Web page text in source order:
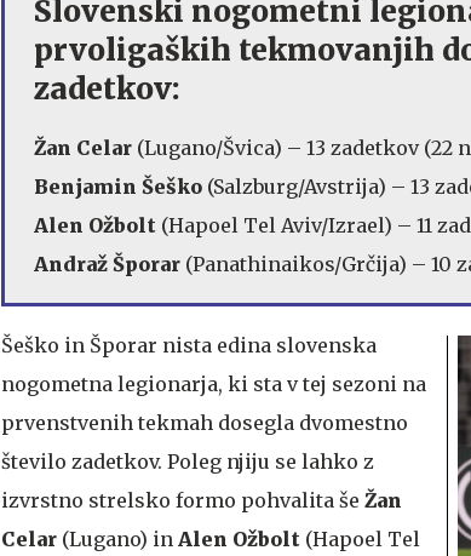
Slovenski nogometni
prvoligaških tekmovanjih
zadetkov:
Žan Celar (Lugano/Švica) – 13 zadetkov (22
Benjamin Šeško (Salzburg/Avstrija) – 13
Alen Ožbolt (Hapoel Tel Aviv/Izrael) – 11
Andraž Šporar (Panathinaikos/Grčija) – 10
Šeško in Šporar nista edina slovenska
nogometna legionarja, ki sta v tej sezoni na
prvenstvenih tekmah dosegla dvomestno
število zadetkov. Poleg njiju se lahko z
izvrstno strelsko formo pohvalita še Žan
Celar (Lugano) in Alen Ožbolt (Hapoel Tel